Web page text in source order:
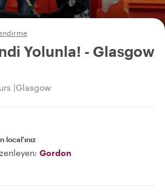
Yolunla! - Glasgow
Glasgow
local'ınız
Gordon